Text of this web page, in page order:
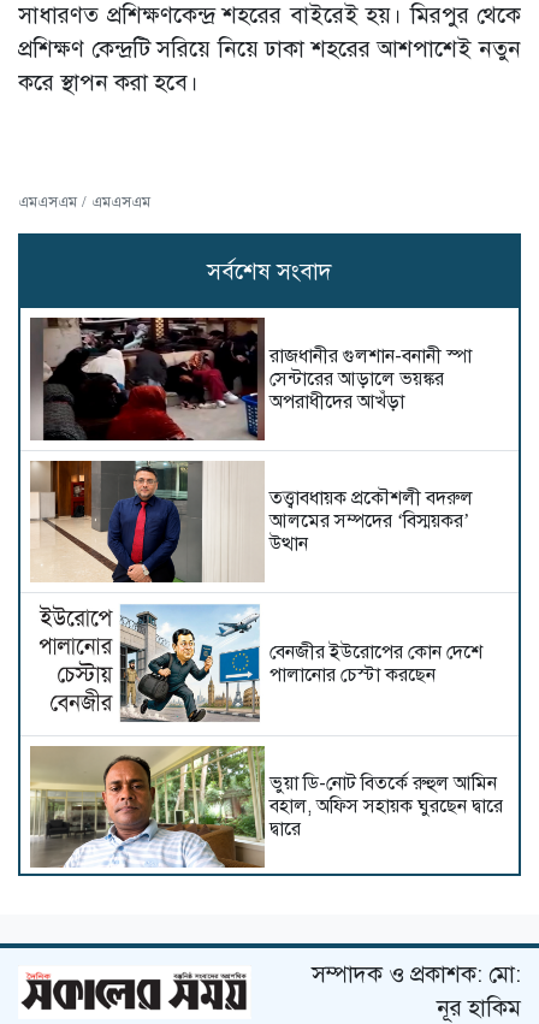
সাধারণত প্রশিক্ষণকেন্দ্র শহরের বাইরেই হয়। মিরপুর থেকে
প্রশিক্ষণ কেন্দ্রটি সরিয়ে নিয়ে ঢাকা শহরের আশপাশেই নতুন
করে স্থাপন করা হবে।
এমএসএম / এমএসএম
সর্বশেষ সংবাদ
রাজধানীর গুলশান-বনানী স্পা
সেন্টারের আড়ালে ভয়ঙ্কর
অপরাধীদের আখঁড়া
তত্ত্বাবধায়ক প্রকৌশলী বদরুল
আলমের সম্পদের ‘বিস্ময়কর’
উত্থান
বেনজীর ইউরোপের কোন দেশে
পালানোর চেস্টা করছেন
ভুয়া ডি-নোট বিতর্কে রুহুল আমিন
বহাল, অফিস সহায়ক ঘুরছেন দ্বারে
দ্বারে
আলোচনায় নাজমুল হাসান
সম্পাদক ও প্রকাশক: মো:
নূর হাকিম